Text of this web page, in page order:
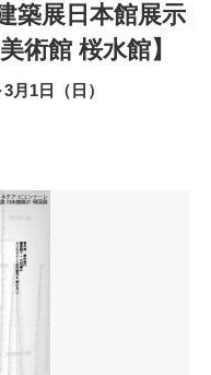
築展日本館展示
術館 桜水館】
月1日（日）